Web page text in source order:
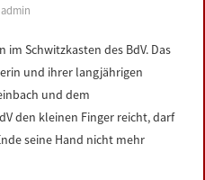
admin
im Schwitzkasten des BdV. Das
und ihrer langjährigen
und dem
den kleinen Finger reicht, darf
seine Hand nicht mehr